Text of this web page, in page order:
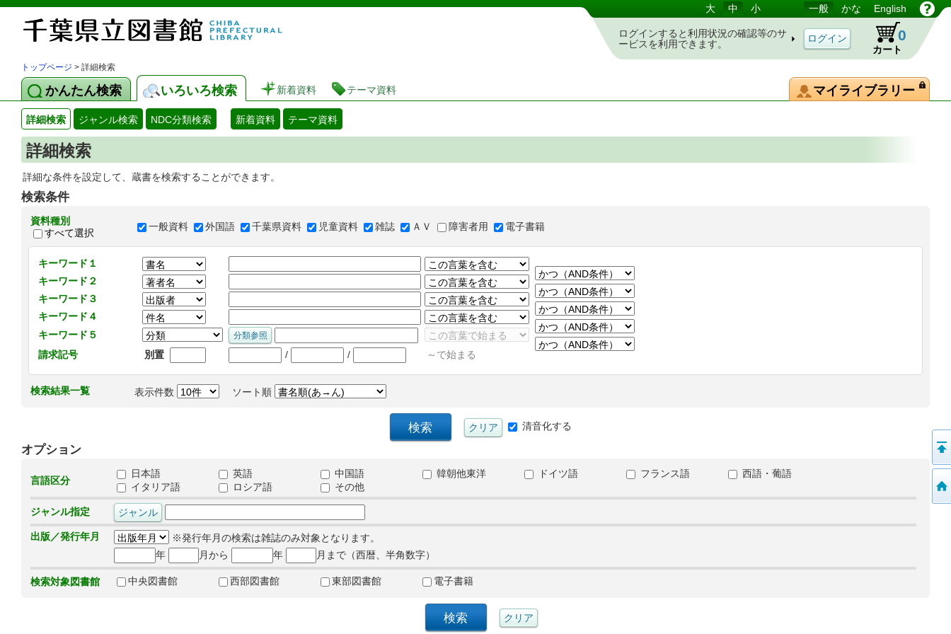
図書館 蔵書検索・予約システム 大 中 小 一般 かな English
ログインすると利用状況の確認等のサ
ービスを利用できます。
カート
0
トップページ > 詳細検索
かんたん検索 いろいろ検索 新着資料 テーマ資料 マイライブラリー
詳細検索 ジャンル検索 NDC分類検索 新着資料 テーマ資料
詳細検索
詳細な条件を設定して、蔵書を検索することができます。
検索条件
資料種別
すべて選択
一般資料 外国語 千葉県資料 児童資料 雑誌 ＡＶ 障害者用 電子書籍
キーワード１
キーワード２
キーワード３
キーワード４
キーワード５
請求記号
別置 / / ～で始まる
検索結果一覧 表示件数 ソート順
清音化する
オプション
言語区分
日本語 英語 中国語 韓朝他東洋 ドイツ語 フランス語
西語・葡語
イタリア語
ロシア語 その他
ジャンル指定
出版／発行年月
※発行年月の検索は雑誌のみ対象となります。
年
月から 年 月まで（西暦、半角数字）
検索対象図書館 中央図書館 西部図書館 東部図書館 電子書籍